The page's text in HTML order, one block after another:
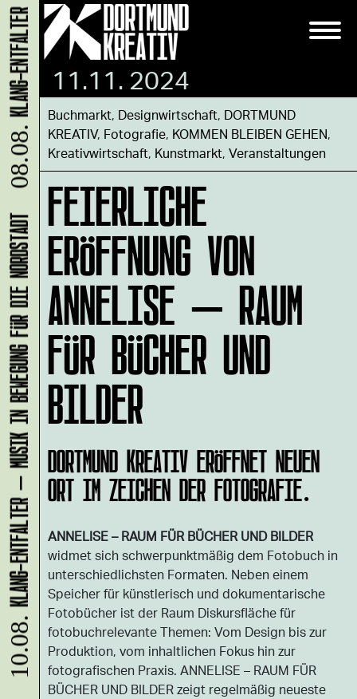
11.11. 2024
Buchmarkt, Designwirtschaft, DORTMUND
KREATIV, Fotografie, KOMMEN BLEIBEN GEHEN,
Kreativwirtschaft, Kunstmarkt, Veranstaltungen
FEIERLICHE
ERÖFFNUNG VON
ANNELISE – RAUM
FÜR BÜCHER UND
BILDER
DORTMUND KREATIV ERÖFFNET NEUEN
ORT IM ZEICHEN DER FOTOGRAFIE.
ANNELISE – RAUM FÜR BÜCHER UND BILDER
widmet sich schwerpunktmäßig dem Fotobuch in
unterschiedlichsten Formaten. Neben einem
Speicher für künstlerisch und dokumentarische
Fotobücher ist der Raum Diskursfläche für
fotobuchrelevante Themen: Vom Design bis zur
Produktion, vom inhaltlichen Fokus hin zur
fotografischen Praxis. ANNELISE – RAUM FÜR
BÜCHER UND BILDER zeigt regelmäßig neueste
10.08.
KLANG-ENTFALTER – MUSIK IN BEWEGUNG FÜR DIE NORDSTADT
08.08.